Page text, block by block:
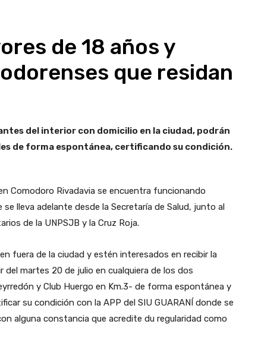
de 18 años y
que residan
del interior con domicilio en la ciudad, podrán
de forma espontánea, certificando su condición.
Comodoro Rivadavia se encuentra funcionando
lleva adelante desde la Secretaría de Salud, junto al
de la UNPSJB y la Cruz Roja.
fuera de la ciudad y estén interesados en recibir la
martes 20 de julio en cualquiera de los dos
y Club Huergo en Km.3- de forma espontánea y
su condición con la APP del SIU GUARANÍ donde se
alguna constancia que acredite du regularidad como